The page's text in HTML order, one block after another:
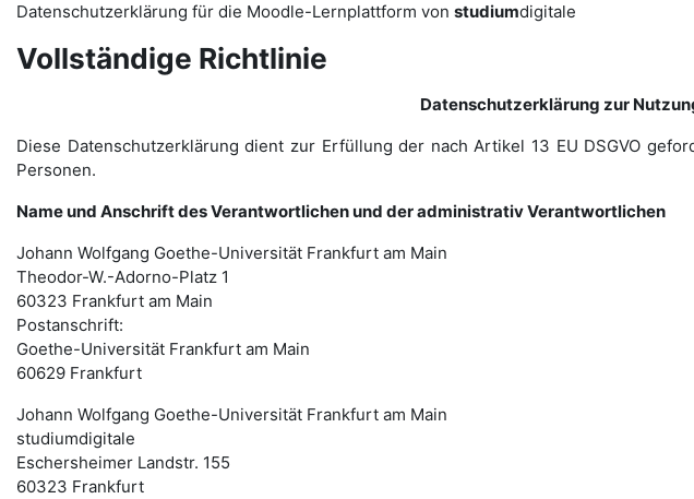
Datenschutzerklärung für die Moodle-Lernplattform von studiumdigitale
Vollständige Richtlinie
Datenschutzerklärung zur
Diese Datenschutzerklärung dient zur Erfüllung der nach Artikel 13 EU DSGVO
Personen.
Name und Anschrift des Verantwortlichen und der administrativ Verantwortlichen
Johann Wolfgang Goethe-Universität Frankfurt am Main
Theodor-W.-Adorno-Platz 1
60323 Frankfurt am Main
Postanschrift:
Goethe-Universität Frankfurt am Main
60629 Frankfurt
Johann Wolfgang Goethe-Universität Frankfurt am Main
studiumdigitale
Eschersheimer Landstr. 155
60323 Frankfurt